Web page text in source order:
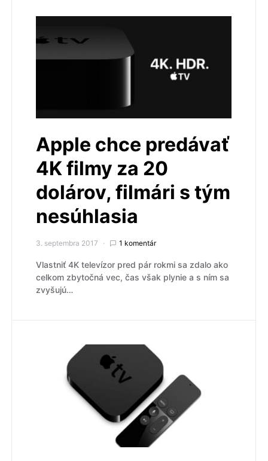
Apple chce predávať
4K filmy za 20
dolárov, filmári s tým
nesúhlasia
3. septembra 2017 1 komentár
Vlastniť 4K televízor pred pár rokmi sa zdalo ako
celkom zbytočná vec, čas však plynie a s ním sa
zvyšujú…